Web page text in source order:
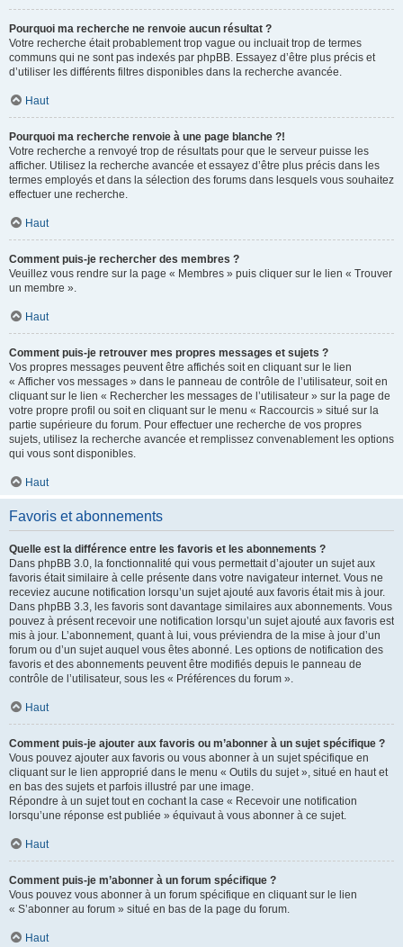
Pourquoi ma recherche ne renvoie aucun résultat ?
Votre recherche était probablement trop vague ou incluait trop de termes
communs qui ne sont pas indexés par phpBB. Essayez d’être plus précis et
d’utiliser les différents filtres disponibles dans la recherche avancée.
Haut
Pourquoi ma recherche renvoie à une page blanche ?!
Votre recherche a renvoyé trop de résultats pour que le serveur puisse les
afficher. Utilisez la recherche avancée et essayez d’être plus précis dans les
termes employés et dans la sélection des forums dans lesquels vous souhaitez
effectuer une recherche.
Haut
Comment puis-je rechercher des membres ?
Veuillez vous rendre sur la page « Membres » puis cliquer sur le lien « Trouver
un membre ».
Haut
Comment puis-je retrouver mes propres messages et sujets ?
Vos propres messages peuvent être affichés soit en cliquant sur le lien
« Afficher vos messages » dans le panneau de contrôle de l’utilisateur, soit en
cliquant sur le lien « Rechercher les messages de l’utilisateur » sur la page de
votre propre profil ou soit en cliquant sur le menu « Raccourcis » situé sur la
partie supérieure du forum. Pour effectuer une recherche de vos propres
sujets, utilisez la recherche avancée et remplissez convenablement les options
qui vous sont disponibles.
Haut
Favoris et abonnements
Quelle est la différence entre les favoris et les abonnements ?
Dans phpBB 3.0, la fonctionnalité qui vous permettait d’ajouter un sujet aux
favoris était similaire à celle présente dans votre navigateur internet. Vous ne
receviez aucune notification lorsqu’un sujet ajouté aux favoris était mis à jour.
Dans phpBB 3.3, les favoris sont davantage similaires aux abonnements. Vous
pouvez à présent recevoir une notification lorsqu’un sujet ajouté aux favoris est
mis à jour. L’abonnement, quant à lui, vous préviendra de la mise à jour d’un
forum ou d’un sujet auquel vous êtes abonné. Les options de notification des
favoris et des abonnements peuvent être modifiés depuis le panneau de
contrôle de l’utilisateur, sous les « Préférences du forum ».
Haut
Comment puis-je ajouter aux favoris ou m’abonner à un sujet spécifique ?
Vous pouvez ajouter aux favoris ou vous abonner à un sujet spécifique en
cliquant sur le lien approprié dans le menu « Outils du sujet », situé en haut et
en bas des sujets et parfois illustré par une image.
Répondre à un sujet tout en cochant la case « Recevoir une notification
lorsqu’une réponse est publiée » équivaut à vous abonner à ce sujet.
Haut
Comment puis-je m’abonner à un forum spécifique ?
Vous pouvez vous abonner à un forum spécifique en cliquant sur le lien
« S’abonner au forum » situé en bas de la page du forum.
Haut